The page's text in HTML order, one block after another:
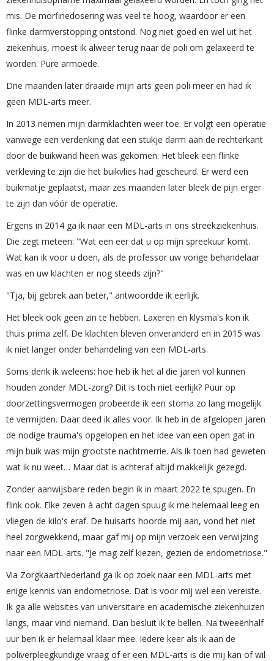
mis. De morfinedosering was veel te hoog, waardoor er een
flinke darmverstopping ontstond. Nog niet goed en wel uit het
ziekenhuis, moest ik alweer terug naar de poli om gelaxeerd te
worden. Pure armoede.
Drie maanden later draaide mijn arts geen poli meer en had ik
geen MDL-arts meer.
In 2013 nemen mijn darmklachten weer toe. Er volgt een operatie
vanwege een verdenking dat een stukje darm aan de rechterkant
door de buikwand heen was gekomen. Het bleek een flinke
verkleving te zijn die het buikvlies had gescheurd. Er werd een
buikmatje geplaatst, maar zes maanden later bleek de pijn erger
te zijn dan vóór de operatie.
Ergens in 2014 ga ik naar een MDL-arts in ons streekziekenhuis.
Die zegt meteen: "Wat een eer dat u op mijn spreekuur komt.
Wat kan ik voor u doen, als de professor uw vorige behandelaar
was en uw klachten er nog steeds zijn?"
"Tja, bij gebrek aan beter," antwoordde ik eerlijk.
Het bleek ook geen zin te hebben. Laxeren en klysma's kon ik
thuis prima zelf. De klachten bleven onveranderd en in 2015 was
ik niet langer onder behandeling van een MDL-arts.
Soms denk ik weleens: hoe heb ik het al die jaren vol kunnen
houden zonder MDL-zorg? Dit is toch niet eerlijk? Puur op
doorzettingsvermogen probeerde ik een stoma zo lang mogelijk
te vermijden. Daar deed ik alles voor. Ik heb in de afgelopen jaren
de nodige trauma's opgelopen en het idee van een open gat in
mijn buik was mijn grootste nachtmerrie. Als ik toen had geweten
wat ik nu weet… Maar dat is achteraf altijd makkelijk gezegd.
Zonder aanwijsbare reden begin ik in maart 2022 te spugen. En
flink ook. Elke zeven à acht dagen spuug ik me helemaal leeg en
vliegen de kilo's eraf. De huisarts hoorde mij aan, vond het niet
heel zorgwekkend, maar gaf mij op mijn verzoek een verwijzing
naar een MDL-arts. "Je mag zelf kiezen, gezien de endometriose."
Via ZorgkaartNederland ga ik op zoek naar een MDL-arts met
enige kennis van endometriose. Dat is voor mij wel een vereiste.
Ik ga alle websites van universitaire en academische ziekenhuizen
langs, maar vind niemand. Dan besluit ik te bellen. Na tweeënhalf
uur ben ik er helemaal klaar mee. Iedere keer als ik aan de
poliverpleegkundige vraag of er een MDL-arts is die mij kan of wil